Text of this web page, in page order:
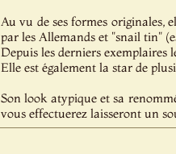
Au vu de ses formes originales,
par les Allemands et "snail tin"
Depuis les derniers exemplaires
Elle est également la star de
Son look atypique et sa
vous effectuerez laisseront un